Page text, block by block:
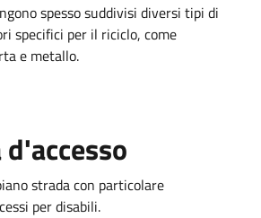
spesso suddivisi diversi tipi di
specifici per il riciclo, come
e metallo.
strada con particolare
per disabili.